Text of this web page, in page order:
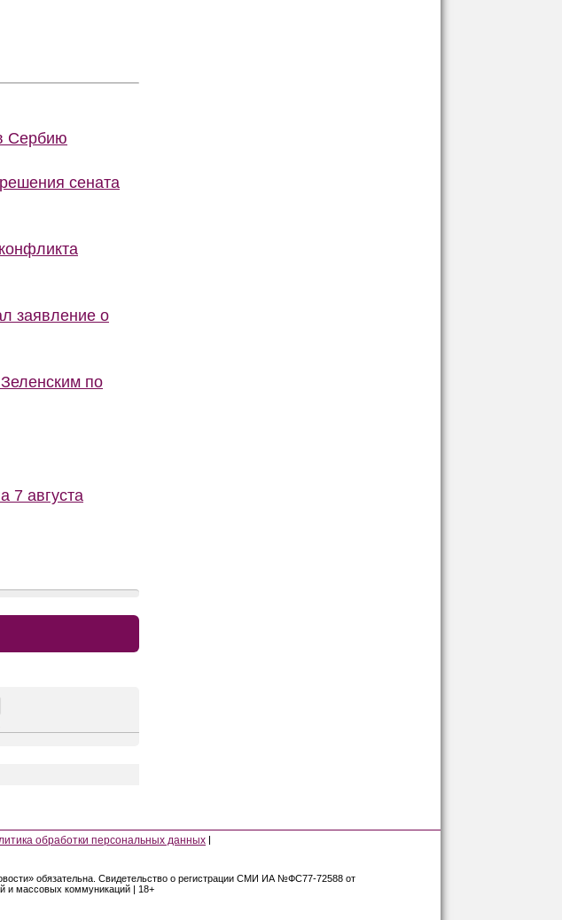
Сербию
сената
заявление о
по
7 августа
обработки персональных данных
обязательна. Свидетельство о регистрации СМИ ИА №ФС77-72588 от
и массовых коммуникаций | 18+